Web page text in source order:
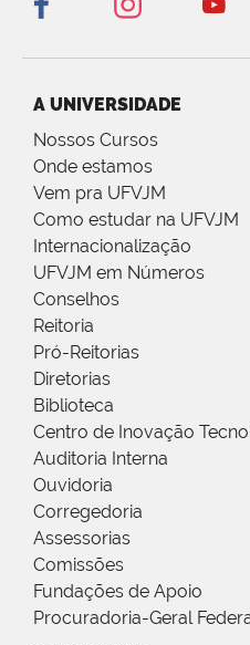
A UNIVERSIDADE
Nossos Cursos
Onde estamos
Vem pra UFVJM
Como estudar na UFVJM
Internacionalização
UFVJM em Números
Conselhos
Reitoria
Pró-Reitorias
Diretorias
Biblioteca
Centro de Inovação
Auditoria Interna
Ouvidoria
Corregedoria
Assessorias
Comissões
Fundações de Apoio
Procuradoria-Geral